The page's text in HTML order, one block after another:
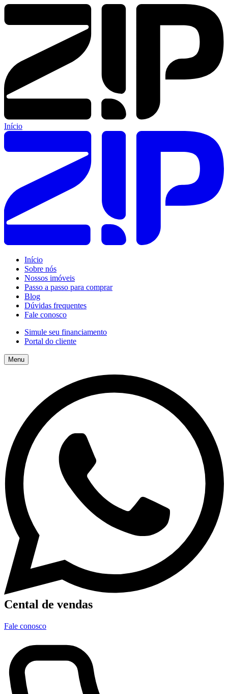
Início
Início
Sobre nós
Nossos imóveis
Passo a passo para comprar
Blog
Dúvidas frequentes
Fale conosco
Simule seu financiamento
Portal do cliente
Menu
Cental de vendas
Fale conosco